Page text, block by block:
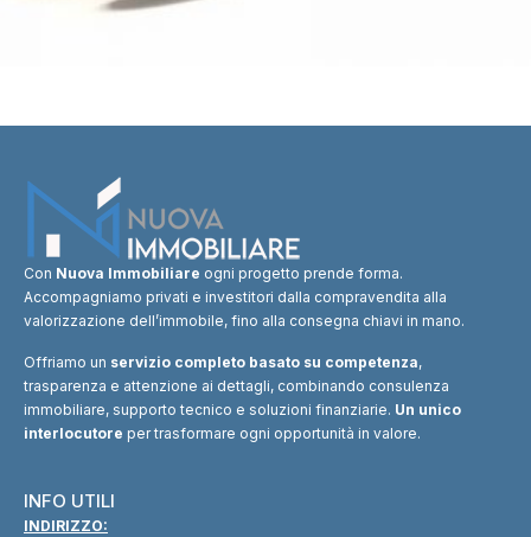
Con Nuova Immobiliare ogni progetto prende forma.
Accompagniamo privati e investitori dalla compravendita alla
valorizzazione dell’immobile, fino alla consegna chiavi in mano.
Offriamo un servizio completo basato su competenza,
trasparenza e attenzione ai dettagli, combinando consulenza
immobiliare, supporto tecnico e soluzioni finanziarie. Un unico
interlocutore per trasformare ogni opportunità in valore.
INFO UTILI
INDIRIZZO: